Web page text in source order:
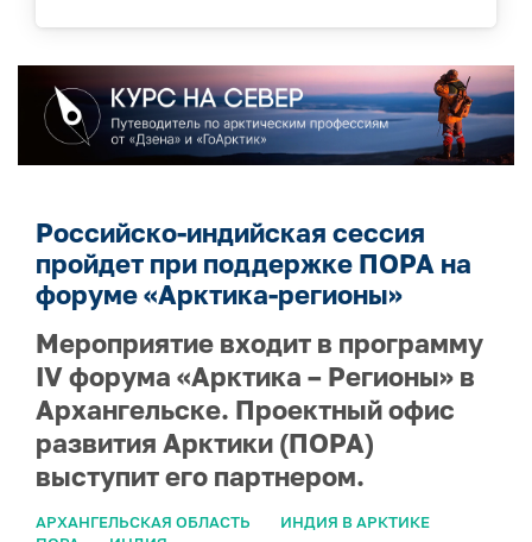
Российско-индийская сессия
пройдет при поддержке ПОРА на
форуме «Арктика-регионы»
Мероприятие входит в программу
IV форума «Арктика – Регионы» в
Архангельске. Проектный офис
развития Арктики (ПОРА)
выступит его партнером.
АРХАНГЕЛЬСКАЯ ОБЛАСТЬ
ИНДИЯ В АРКТИКЕ